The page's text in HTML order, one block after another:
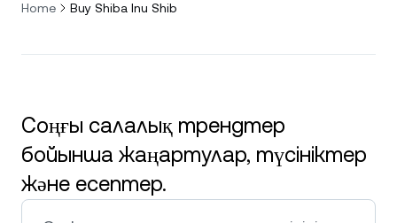
Home Buy Shiba Inu Shib
Соңғы салалық трендтер
бойынша жаңартулар, түсініктер
және есептер.